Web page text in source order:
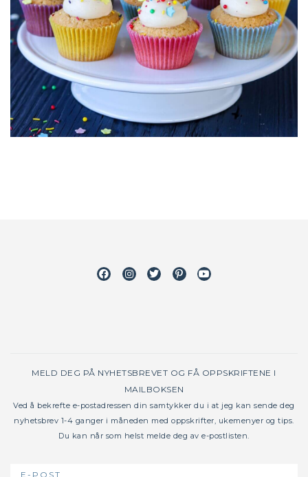
FacebookInstagram
TwitterPinterestYoutube
MELD DEG PÅ NYHETSBREVET OG FÅ OPPSKRIFTENE I
MAILBOKSEN
Ved å bekrefte e-postadressen din samtykker du i at jeg kan sende deg
nyhetsbrev 1-4 ganger i måneden med oppskrifter, ukemenyer og tips.
Du kan når som helst melde deg av e-postlisten.